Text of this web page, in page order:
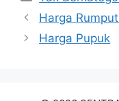
Harga
Harga Pupuk